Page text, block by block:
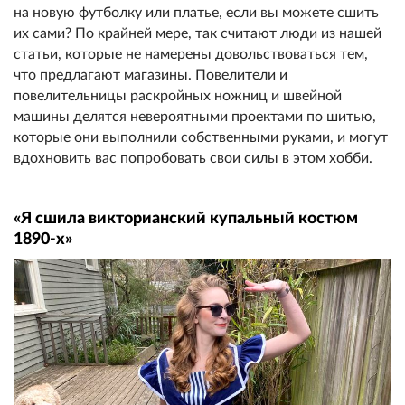
на новую футболку или платье, если вы можете сшить
их сами? По крайней мере, так считают люди из нашей
статьи, которые не намерены довольствоваться тем,
что предлагают магазины. Повелители и
повелительницы раскройных ножниц и швейной
машины делятся невероятными проектами по шитью,
которые они выполнили собственными руками, и могут
вдохновить вас попробовать свои силы в этом хобби.
«Я сшила викторианский купальный костюм
1890-х»